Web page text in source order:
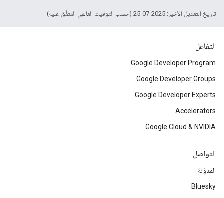
تاريخ التعديل الأخير: 2025-07-25 (حسب التوقيت العالمي المتفَّق عليه)
التفاعل
Google Developer Program
Google Developer Groups
Google Developer Experts
Accelerators
Google Cloud & NVIDIA
التواصل
المدوّنة
Bluesky